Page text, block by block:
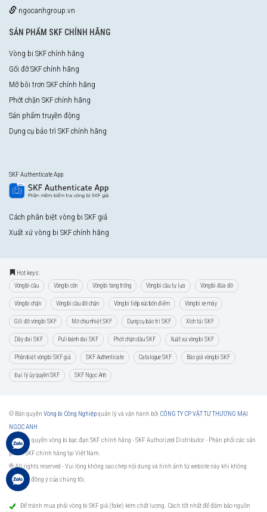
ngocanhgroup.vn
SẢN PHẨM SKF CHÍNH HÃNG
Vòng bi SKF chính hãng
Gối đỡ SKF chính hãng
Mỡ bôi trơn SKF chính hãng
Phớt chặn SKF chính hãng
Sản phẩm truyền động
Dụng cụ bảo trì SKF chính hãng
SKF Authenticate App
Cách phân biệt vòng bi SKF giả
Xuất xứ vòng bi SKF chính hãng
Hot keys:
Vòng bi cầu Vòng bi côn Vòng bi tang trống Vòng bi cầu tự lựa Vòng bi đũa đỡ
Vòng bi chặn Vòng bi cầu đỡ chặn Vòng bi tiếp xúc bốn điểm Vòng bi xe máy
Gối đỡ vòng bi SKF Mỡ chịu nhiệt SKF Dụng cụ bảo trì SKF Xích tải SKF
Dây đai SKF Puli bánh đai SKF Phớt chặn dầu SKF Xuất xứ vòng bi SKF
Phân biệt vòng bi SKF giả SKF Authenticate Catalogue SKF Báo giá vòng bi SKF
Đại lý ủy quyền SKF SKF Ngọc Anh
© Bản quyền Vòng bi Công Nghiệpquản lý và vận hành bởi CÔNG TY CP VẬT TƯ THƯƠNG MẠI
NGỌC ANH
Đại lý ủy quyền vòng bi bạc đạn SKF chính hãng -SKF Authorized Distributor- Phân phối các sản
phẩm SKF chính hãng tại Việt Nam.
® All rights reserved - Vui lòng không sao chép nội dung và hình ảnh từ website này khi không
được sự đồng ý của chúng tôi.
Để tránh mua phải vòng bi SKF giả (fake) kém chất lượng. Cách tốt nhất để đảm bảo nguồn